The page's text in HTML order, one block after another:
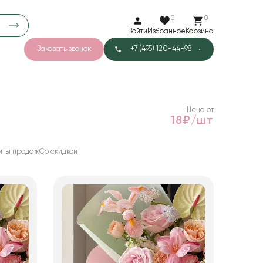
Войти
0
Избранное
0
Корзина
Заказать звонок +7 (495) 120-44-98
Бархат
Цена от
18₽/шт
продажСо скидкой